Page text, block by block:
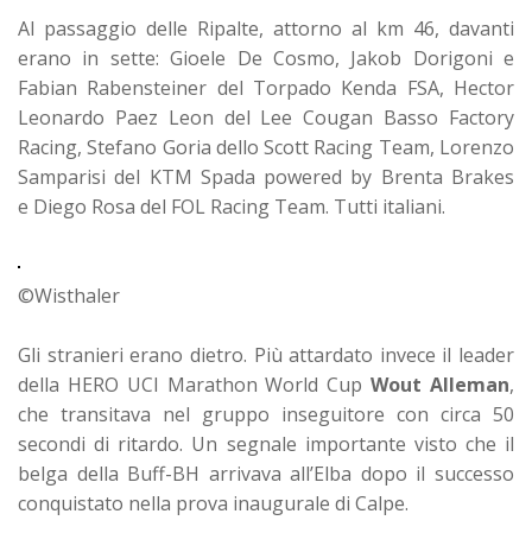
Al passaggio delle Ripalte, attorno al km 46, davanti
erano in sette:Gioele De Cosmo, Jakob Dorigoni e
Fabian Rabensteiner del Torpado Kenda FSA, Hector
Leonardo Paez Leon del Lee Cougan Basso Factory
Racing,Stefano Goria dello Scott Racing Team, Lorenzo
Samparisi del KTM Spada powered by Brenta Brakes
e Diego Rosa del FOL Racing Team. Tutti italiani.
©Wisthaler
Gli stranieri erano dietro. Più attardato invece il leader
della HERO UCI Marathon World CupWout Alleman,
che transitava nel gruppo inseguitore con circa 50
secondi di ritardo. Un segnale importante visto che il
belga della Buff-BH arrivava all’Elba dopo il successo
conquistato nella prova inaugurale di Calpe.